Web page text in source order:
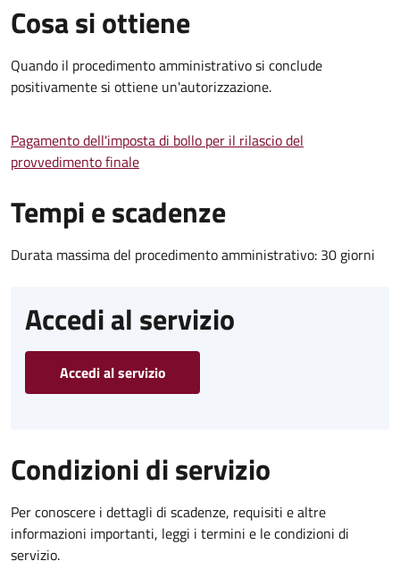
Cosa si ottiene
Quando il procedimento amministrativo si conclude
positivamente si ottiene un'autorizzazione.
Pagamento dell'imposta di bollo per il rilascio del
provvedimento finale
Tempi e scadenze
Durata massima del procedimento amministrativo: 30 giorni
Accedi al servizio
Accedi al servizio
Condizioni di servizio
Per conoscere i dettagli di scadenze, requisiti e altre
informazioni importanti, leggi i termini e le condizioni di
servizio.